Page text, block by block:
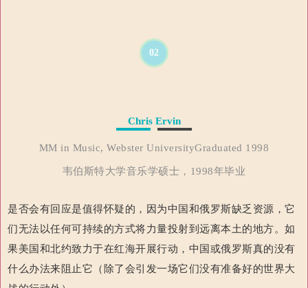
02
Chris Ervin
MM in Music, Webster UniversityGraduated 1998
韦伯斯特大学音乐学硕士，1998年毕业
是否会有回应是值得怀疑的，因为中国和俄罗斯缺乏资源，它
们无法以任何可持续的方式将力量投射到远离本土的地方。如
果美国和北约致力于在红海开展行动，中国或俄罗斯真的没有
什么办法来阻止它（除了会引发一场它们没有准备好的世界大